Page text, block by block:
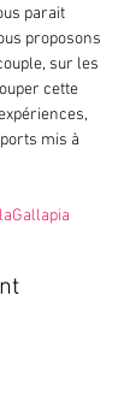
parait
proposons
sur les
cette
mis à